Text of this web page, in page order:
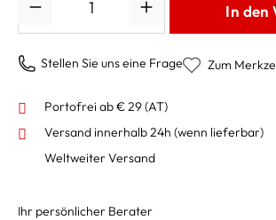
In den
Stellen Sie uns eine Frage Zum
Portofrei ab € 29 (AT)
Versand innerhalb 24h (wenn lieferbar)
Weltweiter Versand
Ihr persönlicher Berater